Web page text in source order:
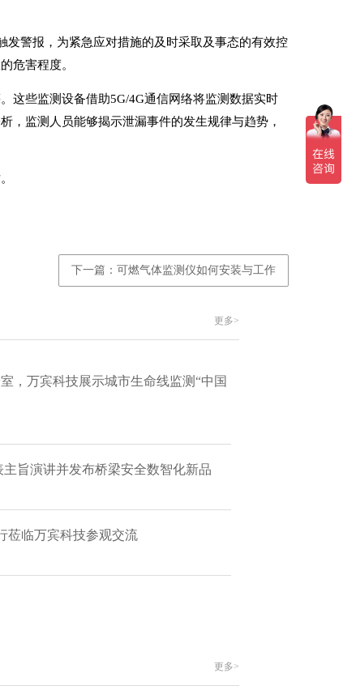
发警报，为紧急应对措施的及时采取及事态的有效控
危害程度。
这些监测设备借助5G/4G通信网络将监测数据实时
，监测人员能够揭示泄漏事件的发生规律与趋势，
下一篇：可燃气体监测仪如何安装与工作
更多>
，万宾科技展示城市生命线监测“中国
旨演讲并发布桥梁安全数智化新品
莅临万宾科技参观交流
更多>